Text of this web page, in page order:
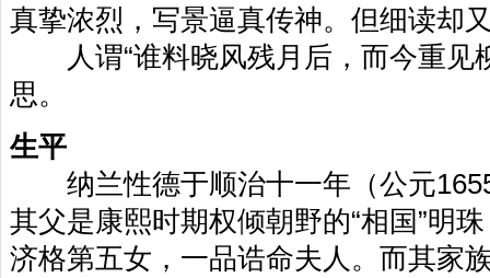
真挚浓烈，写景逼真传神。但细读却
人谓“谁料晓风残月后，而今重见
思。
生平
纳兰性德于顺治十一年（公元
其父是康熙时期权倾朝野的“相国”明
济格第五女，一品诰命夫人。而其家